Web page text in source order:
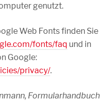
genutzt.
Web Fonts finden Sie
fonts/faq und in
Google:
privacy/.
Formularhandbuch